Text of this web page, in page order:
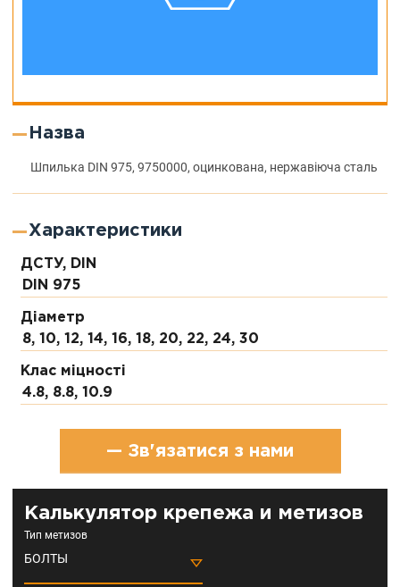
Назва
Шпилька DIN 975, 9750000, оцинкована, нержавіюча сталь
Характеристики
ДСТУ, DIN
DIN 975
Діаметр
8, 10, 12, 14, 16, 18, 20, 22, 24, 30
Клас міцності
4.8, 8.8, 10.9
— Зв'язатися з нами
Калькулятор крепежа и метизов
Тип метизов
БОЛТЫ